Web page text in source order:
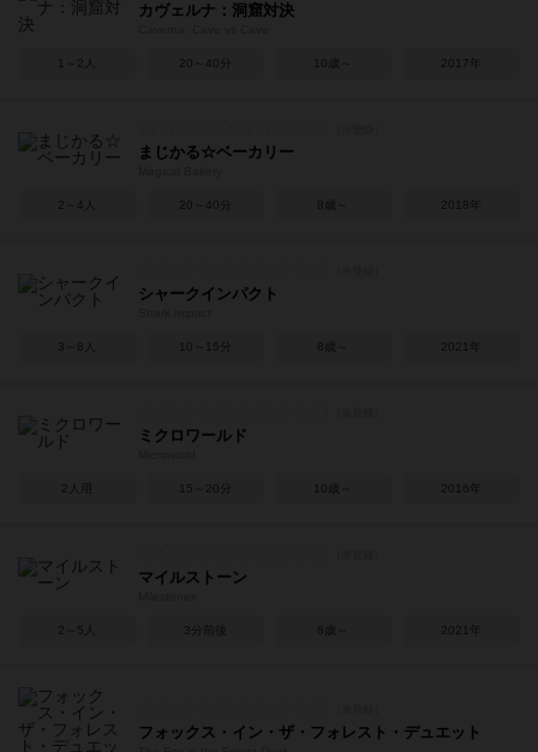
カヴェルナ：洞窟対決
1～2人 20～40分 10歳～ 2017年
まじかる☆ベーカリー
2～4人 20～40分 8歳～ 2018年
シャークインパクト
3～8人 10～15分 8歳～ 2021年
ミクロワールド
2人用 15～20分 10歳～ 2016年
マイルストーン
2～5人 3分前後 8歳～ 2021年
フォックス・イン・ザ・フォレスト・デュエット